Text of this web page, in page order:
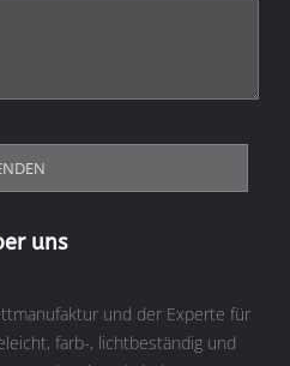
uns
und der Experte für
farb-, lichtbeständig und